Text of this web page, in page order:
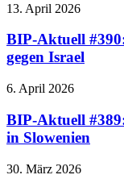
13. April 2026
BIP-Aktuell
gegen Israel
6. April 2026
BIP-Aktuell
in Slowenien
30. März 2026